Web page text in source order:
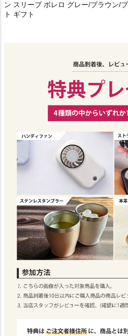
ン スリーブ ボレロ グレー/ブラウン/
ト ギフト